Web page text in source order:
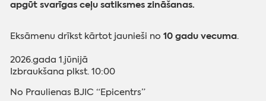
apgūt svarīgas ceļu satiksmes zināšanas.
Eksāmenu drīkst kārtot jaunieši no10 gadu vecuma.
2026.gada 1.jūnijā
Izbraukšana plkst. 10:00
No Praulienas BJIC “Epicentrs”